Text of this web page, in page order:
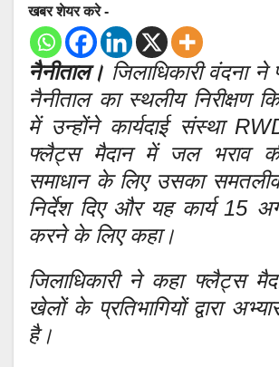
खबर शेयर करे -
नैनीताल। जिलाधिकारी वंदना
नैनीताल का स्थलीय निरीक्षण
में उन्होंने कार्यदाई संस्था
फ्लैट्स मैदान में जल भराव
समाधान के लिए उसका
निर्देश दिए और यह कार्य 15
करने के लिए कहा।
जिलाधिकारी ने कहा फ्लैट्स
खेलों के प्रतिभागियों द्वारा
है।